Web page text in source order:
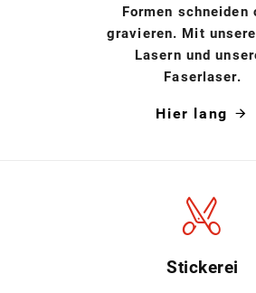
Formen schneiden
gravieren. Mit
Lasern und
Faserlaser.
Hier lang
Stickerei